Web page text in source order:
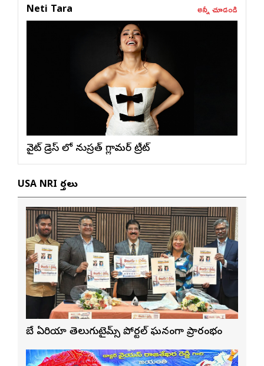
Neti Tara అన్నీ చూడండి
వైట్ డ్రెస్ లో నుస్ర‌త్ గ్లామ‌ర్ ట్రీట్
USA NRI వార్తలు
బే ఏరియా తెలుగుటైమ్స్ పోర్టల్ ఘనంగా ప్రారంభం